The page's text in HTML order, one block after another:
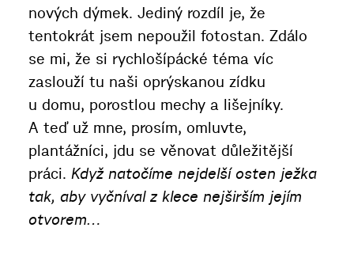
nových dýmek. Jediný rozdíl je, že
tentokrát jsem nepoužil fotostan. Zdálo
se mi, že si rychlošípácké téma víc
zaslouží tu naši oprýskanou zídku
u domu, porostlou mechy a lišejníky.
A teď už mne, prosím, omluvte,
plantážníci, jdu se věnovat důležitější
práci. Když natočíme nejdelší osten ježka
tak, aby vyčníval z klece nejširším jejím
otvorem…